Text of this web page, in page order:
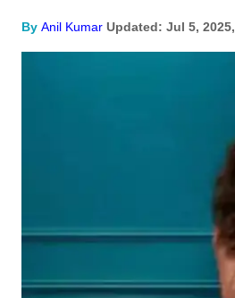
By Anil Kumar Updated: Jul 5,